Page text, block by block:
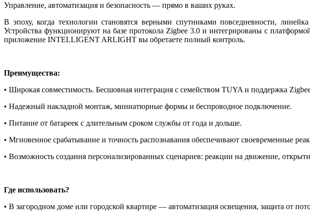
Управление, автоматизация и безопасность — прямо в ваших руках.
В эпоху, когда технологии становятся верными спутниками повседневности, линейка
Устройства функционируют на базе протокола Zigbee 3.0 и интегрированы с
приложение INTELLIGENT ARLIGHT вы обретаете полный контроль.
Преимущества:
• Широкая совместимость. Бесшовная интеграция с семейством TUYA и поддержка
• Надежный накладной монтаж, миниатюрные формы и беспроводное подключение.
• Питание от батареек с длительным сроком службы от года и дольше.
• Мгновенное срабатывание и точность распознавания обеспечивают своевременные
• Возможность создания персонализированных сценариев: реакции на движение,
Где использовать?
• В загородном доме или городской квартире — автоматизация освещения, защита от